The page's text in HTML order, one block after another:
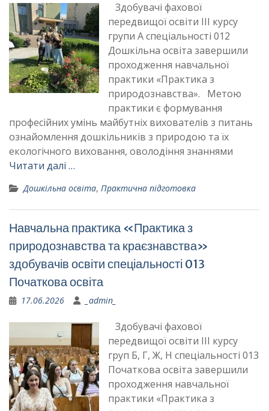
Здобувачі фахової
передвищої освіти ІІІ курсу
групи А спеціальності 012
Дошкільна освіта завершили
проходження навчальної
практики «Практика з
природознавства». Метою
практики є формування
професійних умінь майбутніх вихователів з питань
ознайомлення дошкільників з природою та їх
екологічного виховання, оволодіння знаннями
Читати далі …
Дошкільна освіта, Практична підготовка
Навчальна практика «Практика з
природознавства та краєзнавства»
здобувачів освіти спеціальності 013
Початкова освіта
17.06.2026 _admin_
Здобувачі фахової
передвищої освіти ІІІ курсу
груп Б, Г, Ж, Н спеціальності 013
Початкова освіта завершили
проходження навчальної
практики «Практика з